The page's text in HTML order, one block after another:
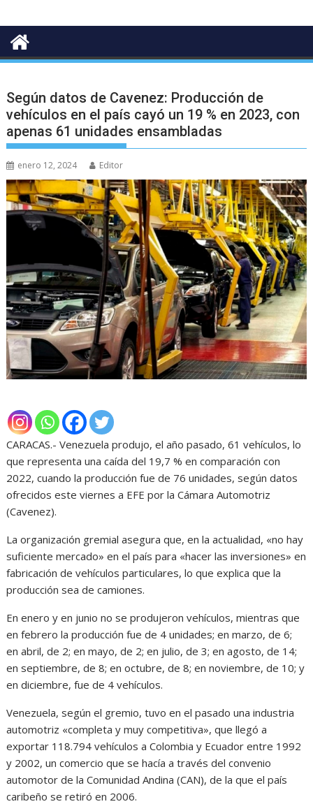
Según datos de Cavenez: Producción de
vehículos en el país cayó un 19 % en 2023, con
apenas 61 unidades ensambladas
enero 12, 2024 Editor
CARACAS.- Venezuela produjo, el año pasado, 61 vehículos, lo
que representa una caída del 19,7 % en comparación con
2022, cuando la producción fue de 76 unidades, según datos
ofrecidos este viernes a EFE por la Cámara Automotriz
(Cavenez).
La organización gremial asegura que, en la actualidad, «no hay
suficiente mercado» en el país para «hacer las inversiones» en
fabricación de vehículos particulares, lo que explica que la
producción sea de camiones.
En enero y en junio no se produjeron vehículos, mientras que
en febrero la producción fue de 4 unidades; en marzo, de 6;
en abril, de 2; en mayo, de 2; en julio, de 3; en agosto, de 14;
en septiembre, de 8; en octubre, de 8; en noviembre, de 10; y
en diciembre, fue de 4 vehículos.
Venezuela, según el gremio, tuvo en el pasado una industria
automotriz «completa y muy competitiva», que llegó a
exportar 118.794 vehículos a Colombia y Ecuador entre 1992
y 2002, un comercio que se hacía a través del convenio
automotor de la Comunidad Andina (CAN), de la que el país
caribeño se retiró en 2006.